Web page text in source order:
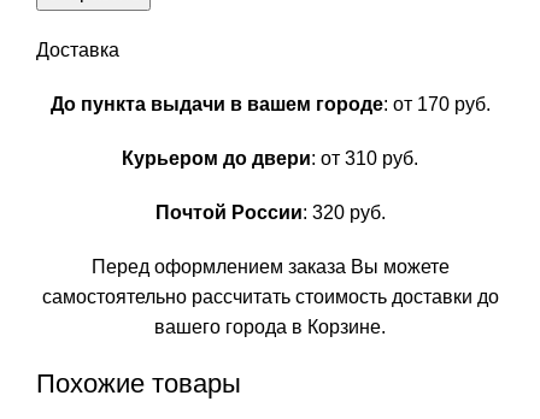
Доставка
До пункта выдачи в вашем городе: от 170 руб.
Курьером до двери: от 310 руб.
Почтой России: 320 руб.
Перед оформлением заказа Вы можете
самостоятельно рассчитать стоимость доставки до
вашего города в Корзине.
Похожие товары